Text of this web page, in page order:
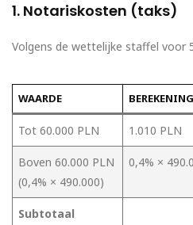
1. Notariskosten (taks)
Volgens de wettelijke staffel voor
WAARDE BEREKENING
Tot 60.000 PLN 1.010 PLN
Boven 60.000 PLN
(0,4% × 490.000)
0,4% ×
Subtotaal